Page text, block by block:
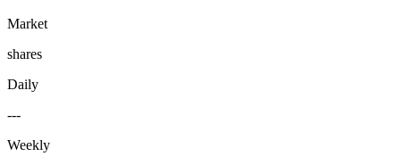
Market
shares
Daily
---
Weekly